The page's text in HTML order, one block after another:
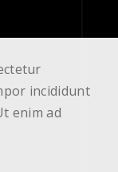
incididunt
enim ad